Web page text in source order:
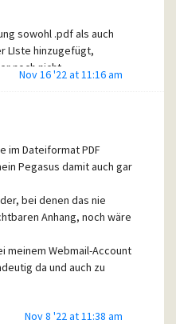
sowohl .pdf als auch
LIste hinzugefügt,
noch nicht.
erkennt Pegasus pdf-
mit einem externen
Hilfe
Nov 16 '22 at 11:16 am
im Dateiformat PDF
Pegasus damit auch gar
bei denen das nie
Anhang, noch wäre
meinem Webmail-Account
da und auch zu
Nov 8 '22 at 11:38 am